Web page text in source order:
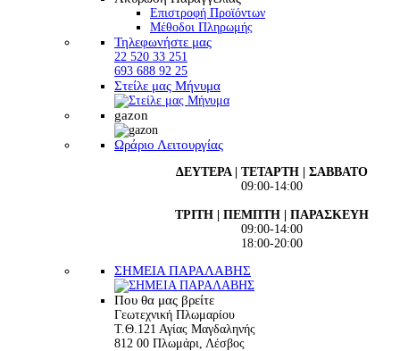
Επιστροφή Προϊόντων
Μέθοδοι Πληρωμής
Τηλεφωνήστε μας
22 520 33 251
693 688 92 25
Στείλε μας Μήνυμα
gazon
Ωράριο Λειτουργίας
ΔΕΥΤΕΡΑ | ΤΕΤΑΡΤΗ | ΣΑΒΒΑΤΟ
09:00-14:00
ΤΡΙΤΗ | ΠΕΜΠΤΗ | ΠΑΡΑΣΚΕΥΗ
09:00-14:00
18:00-20:00
ΣΗΜΕΙΑ ΠΑΡΑΛΑΒΗΣ
Που θα μας βρείτε
Γεωτεχνική Πλωμαρίου
Τ.Θ.121 Αγίας Μαγδαληνής
812 00 Πλωμάρι, Λέσβος